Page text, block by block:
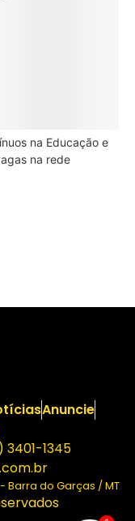
na Educação e
na rede
Anuncie
3401-1345
Barra do Garças / MT